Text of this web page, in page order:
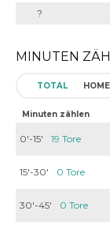
?
MINUTEN
TOTAL HOME
Minuten zählen
0'-15' 19 Tore
15'-30' 0 Tore
30'-45' 0 Tore